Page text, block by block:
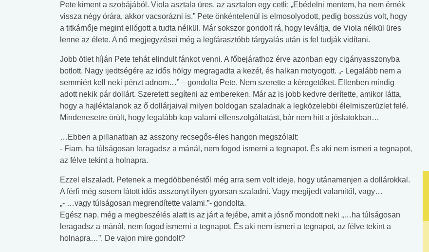
Pete kiment a szobájából. Viola asztala üres, az asztalon egy cetli: „Ebédelni mentem, ha nem érnék
vissza négy órára, akkor vacsorázni is.” Pete önkéntelenül is elmosolyodott, pedig bosszús volt, hogy
a titkárnője megint ellógott a tudta nélkül. Már sokszor gondolt rá, hogy leváltja, de Viola nélkül üres
lenne az élete. A nő megjegyzései még a legfárasztóbb tárgyalás után is fel tudják vidítani.
Jobb ötlet híján Pete tehát elindult fánkot venni. A főbejárathoz érve azonban egy cigányasszonyba
botlott. Nagy ijedtségére az idős hölgy megragadta a kezét, és halkan motyogott. „- Legalább nem a
semmiért kell neki pénzt adnom…” – gondolta Pete. Nem szerette a kéregetőket. Ellenben mindig
adott nekik pár dollárt. Szeretett segíteni az embereken. Már az is jobb kedvre derítette, amikor látta,
hogy a hajléktalanok az ő dollárjaival milyen boldogan szaladnak a legközelebbi élelmiszerüzlet felé.
Mindenesetre örült, hogy legalább kap valami ellenszolgáltatást, bár nem hitt a jóslatokban…
…Ebben a pillanatban az asszony recsegős-éles hangon megszólalt:
- Fiam, ha túlságosan leragadsz a mánál, nem fogod ismerni a tegnapot. És aki nem ismeri a tegnapot,
az félve tekint a holnapra.
Ezzel elszaladt. Petenek a megdöbbenéstől még arra sem volt ideje, hogy utánamenjen a dollárokkal.
A férfi még sosem látott idős asszonyt ilyen gyorsan szaladni. Vagy megijedt valamitől, vagy…
„- …vagy túlságosan megrendítette valami.”- gondolta.
Egész nap, még a megbeszélés alatt is az járt a fejébe, amit a jósnő mondott neki „…ha túlságosan
leragadsz a mánál, nem fogod ismerni a tegnapot. És aki nem ismeri a tegnapot, az félve tekint a
holnapra…”. De vajon mire gondolt?